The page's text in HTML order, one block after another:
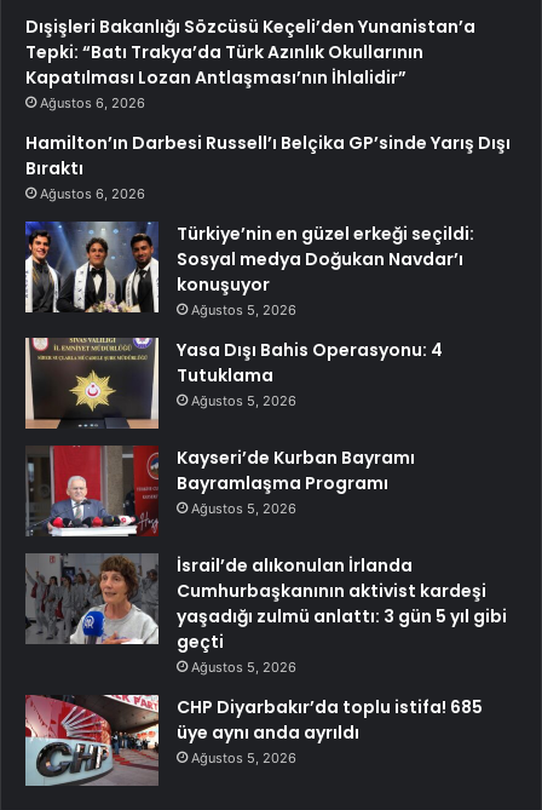
Dışişleri Bakanlığı Sözcüsü Keçeli’den Yunanistan’a
Tepki: “Batı Trakya’da Türk Azınlık Okullarının
Kapatılması Lozan Antlaşması’nın İhlalidir”
Ağustos 6, 2026
Hamilton’ın Darbesi Russell’ı Belçika GP’sinde Yarış Dışı
Bıraktı
Ağustos 6, 2026
Türkiye’nin en güzel erkeği seçildi:
Sosyal medya Doğukan Navdar’ı
konuşuyor
Ağustos 5, 2026
Yasa Dışı Bahis Operasyonu: 4
Tutuklama
Ağustos 5, 2026
Kayseri’de Kurban Bayramı
Bayramlaşma Programı
Ağustos 5, 2026
İsrail’de alıkonulan İrlanda
Cumhurbaşkanının aktivist kardeşi
yaşadığı zulmü anlattı: 3 gün 5 yıl gibi
geçti
Ağustos 5, 2026
CHP Diyarbakır’da toplu istifa! 685
üye aynı anda ayrıldı
Ağustos 5, 2026